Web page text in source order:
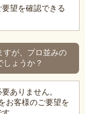
望を確認できる
すが、プロ並みの
しょうか？
ありません。
お客様のご要望を